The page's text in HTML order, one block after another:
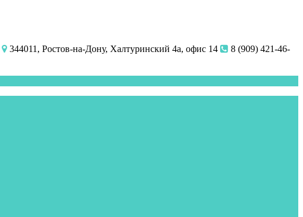
344011, Ростов-на-Дону, Халтуринский 4а, офис 14
8 (909) 421-46-